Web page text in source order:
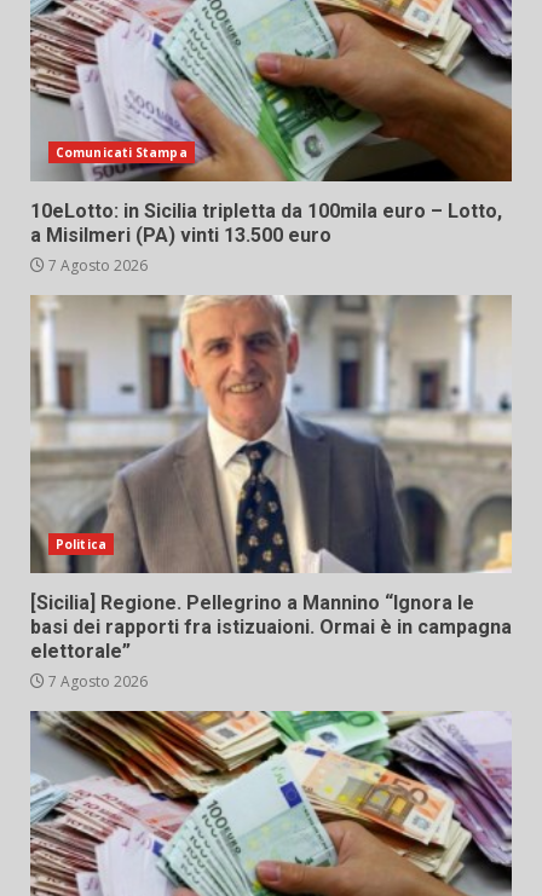
Comunicati Stampa
10eLotto: in Sicilia tripletta da 100mila euro – Lotto,
a Misilmeri (PA) vinti 13.500 euro
7 Agosto 2026
Politica
[Sicilia] Regione. Pellegrino a Mannino “Ignora le
basi dei rapporti fra istizuaioni. Ormai è in campagna
elettorale”
7 Agosto 2026